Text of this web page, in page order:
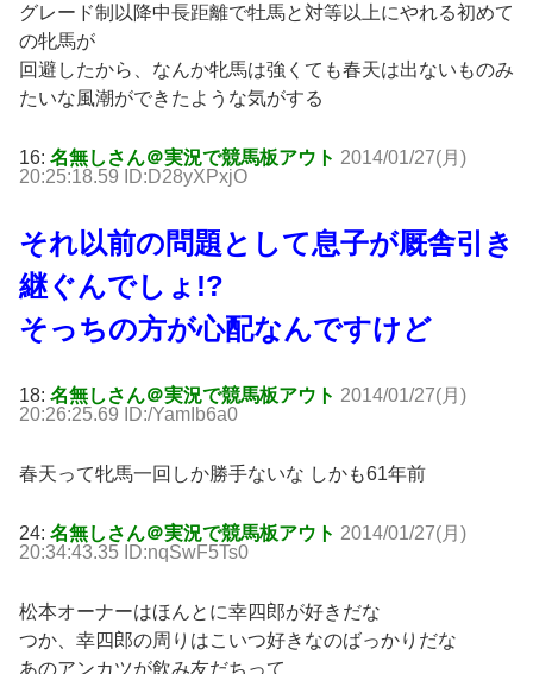
グレード制以降中長距離で牡馬と対等以上にやれる初めて
の牝馬が
回避したから、なんか牝馬は強くても春天は出ないものみ
たいな風潮ができたような気がする
16: 名無しさん＠実況で競馬板アウト 2014/01/27(月)
20:25:18.59 ID:D28yXPxjO
それ以前の問題として息子が厩舎引き
継ぐんでしょ!?
そっちの方が心配なんですけど
18: 名無しさん＠実況で競馬板アウト 2014/01/27(月)
20:26:25.69 ID:/YamIb6a0
春天って牝馬一回しか勝手ないな しかも61年前
24: 名無しさん＠実況で競馬板アウト 2014/01/27(月)
20:34:43.35 ID:nqSwF5Ts0
松本オーナーはほんとに幸四郎が好きだな
つか、幸四郎の周りはこいつ好きなのばっかりだな
あのアンカツが飲み友だちって